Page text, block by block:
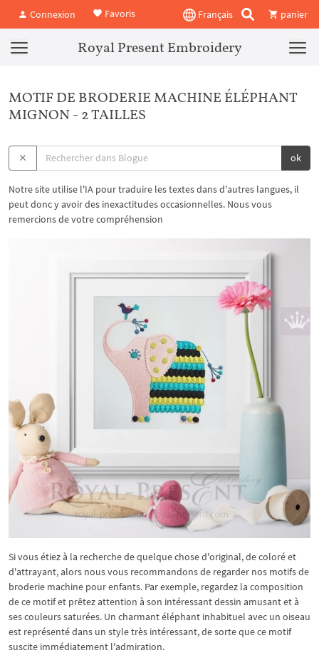
Connexion Favoris Français panier
Royal Present Embroidery
MOTIF DE BRODERIE MACHINE ÉLÉPHANT
MIGNON - 2 TAILLES
ok
Notre site utilise l'IA pour traduire les textes dans d'autres langues, il
peut donc y avoir des inexactitudes occasionnelles. Nous vous
remercions de votre compréhension
Si vous étiez à la recherche de quelque chose d'original, de coloré et
d'attrayant, alors nous vous recommandons de regarder nos motifs de
broderie machine pour enfants. Par exemple, regardez la composition
de ce motif et prêtez attention à son intéressant dessin amusant et à
ses couleurs saturées. Un charmant éléphant inhabituel avec un oiseau
est représenté dans un style très intéressant, de sorte que ce motif
suscite immédiatement l'admiration.